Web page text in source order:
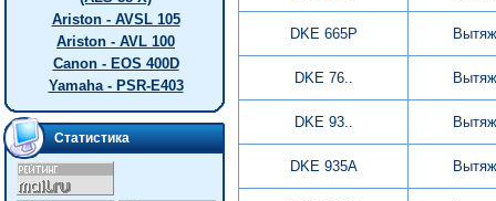
Ariston - AVSL 105
Ariston - AVL 100
Canon - EOS 400D
Yamaha - PSR-E403
Статистика
DKE 665P
DKE 76..
DKE 93..
DKE 935A